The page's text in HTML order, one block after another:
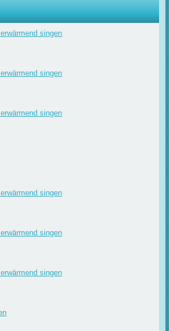
singen
singen
singen
singen
singen
singen